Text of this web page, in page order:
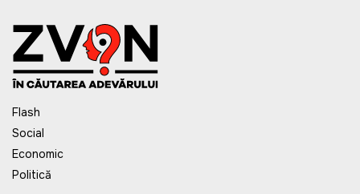
Flash
Social
Economic
Politică